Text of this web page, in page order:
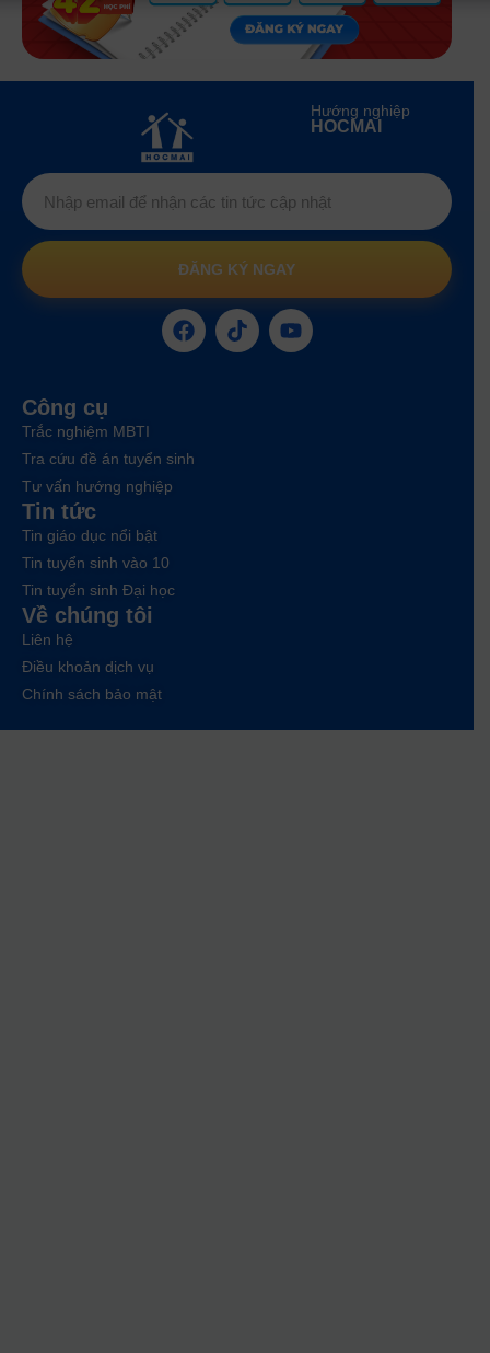
Hướng nghiệp
HOCMAI
ĐĂNG KÝ NGAY
Công cụ
Trắc nghiệm MBTI
Tra cứu đề án tuyển sinh
Tư vấn hướng nghiệp
Tin tức
Tin giáo dục nổi bật
Tin tuyển sinh vào 10
Tin tuyển sinh Đại học
Về chúng tôi
Liên hệ
Điều khoản dịch vụ
Chính sách bảo mật